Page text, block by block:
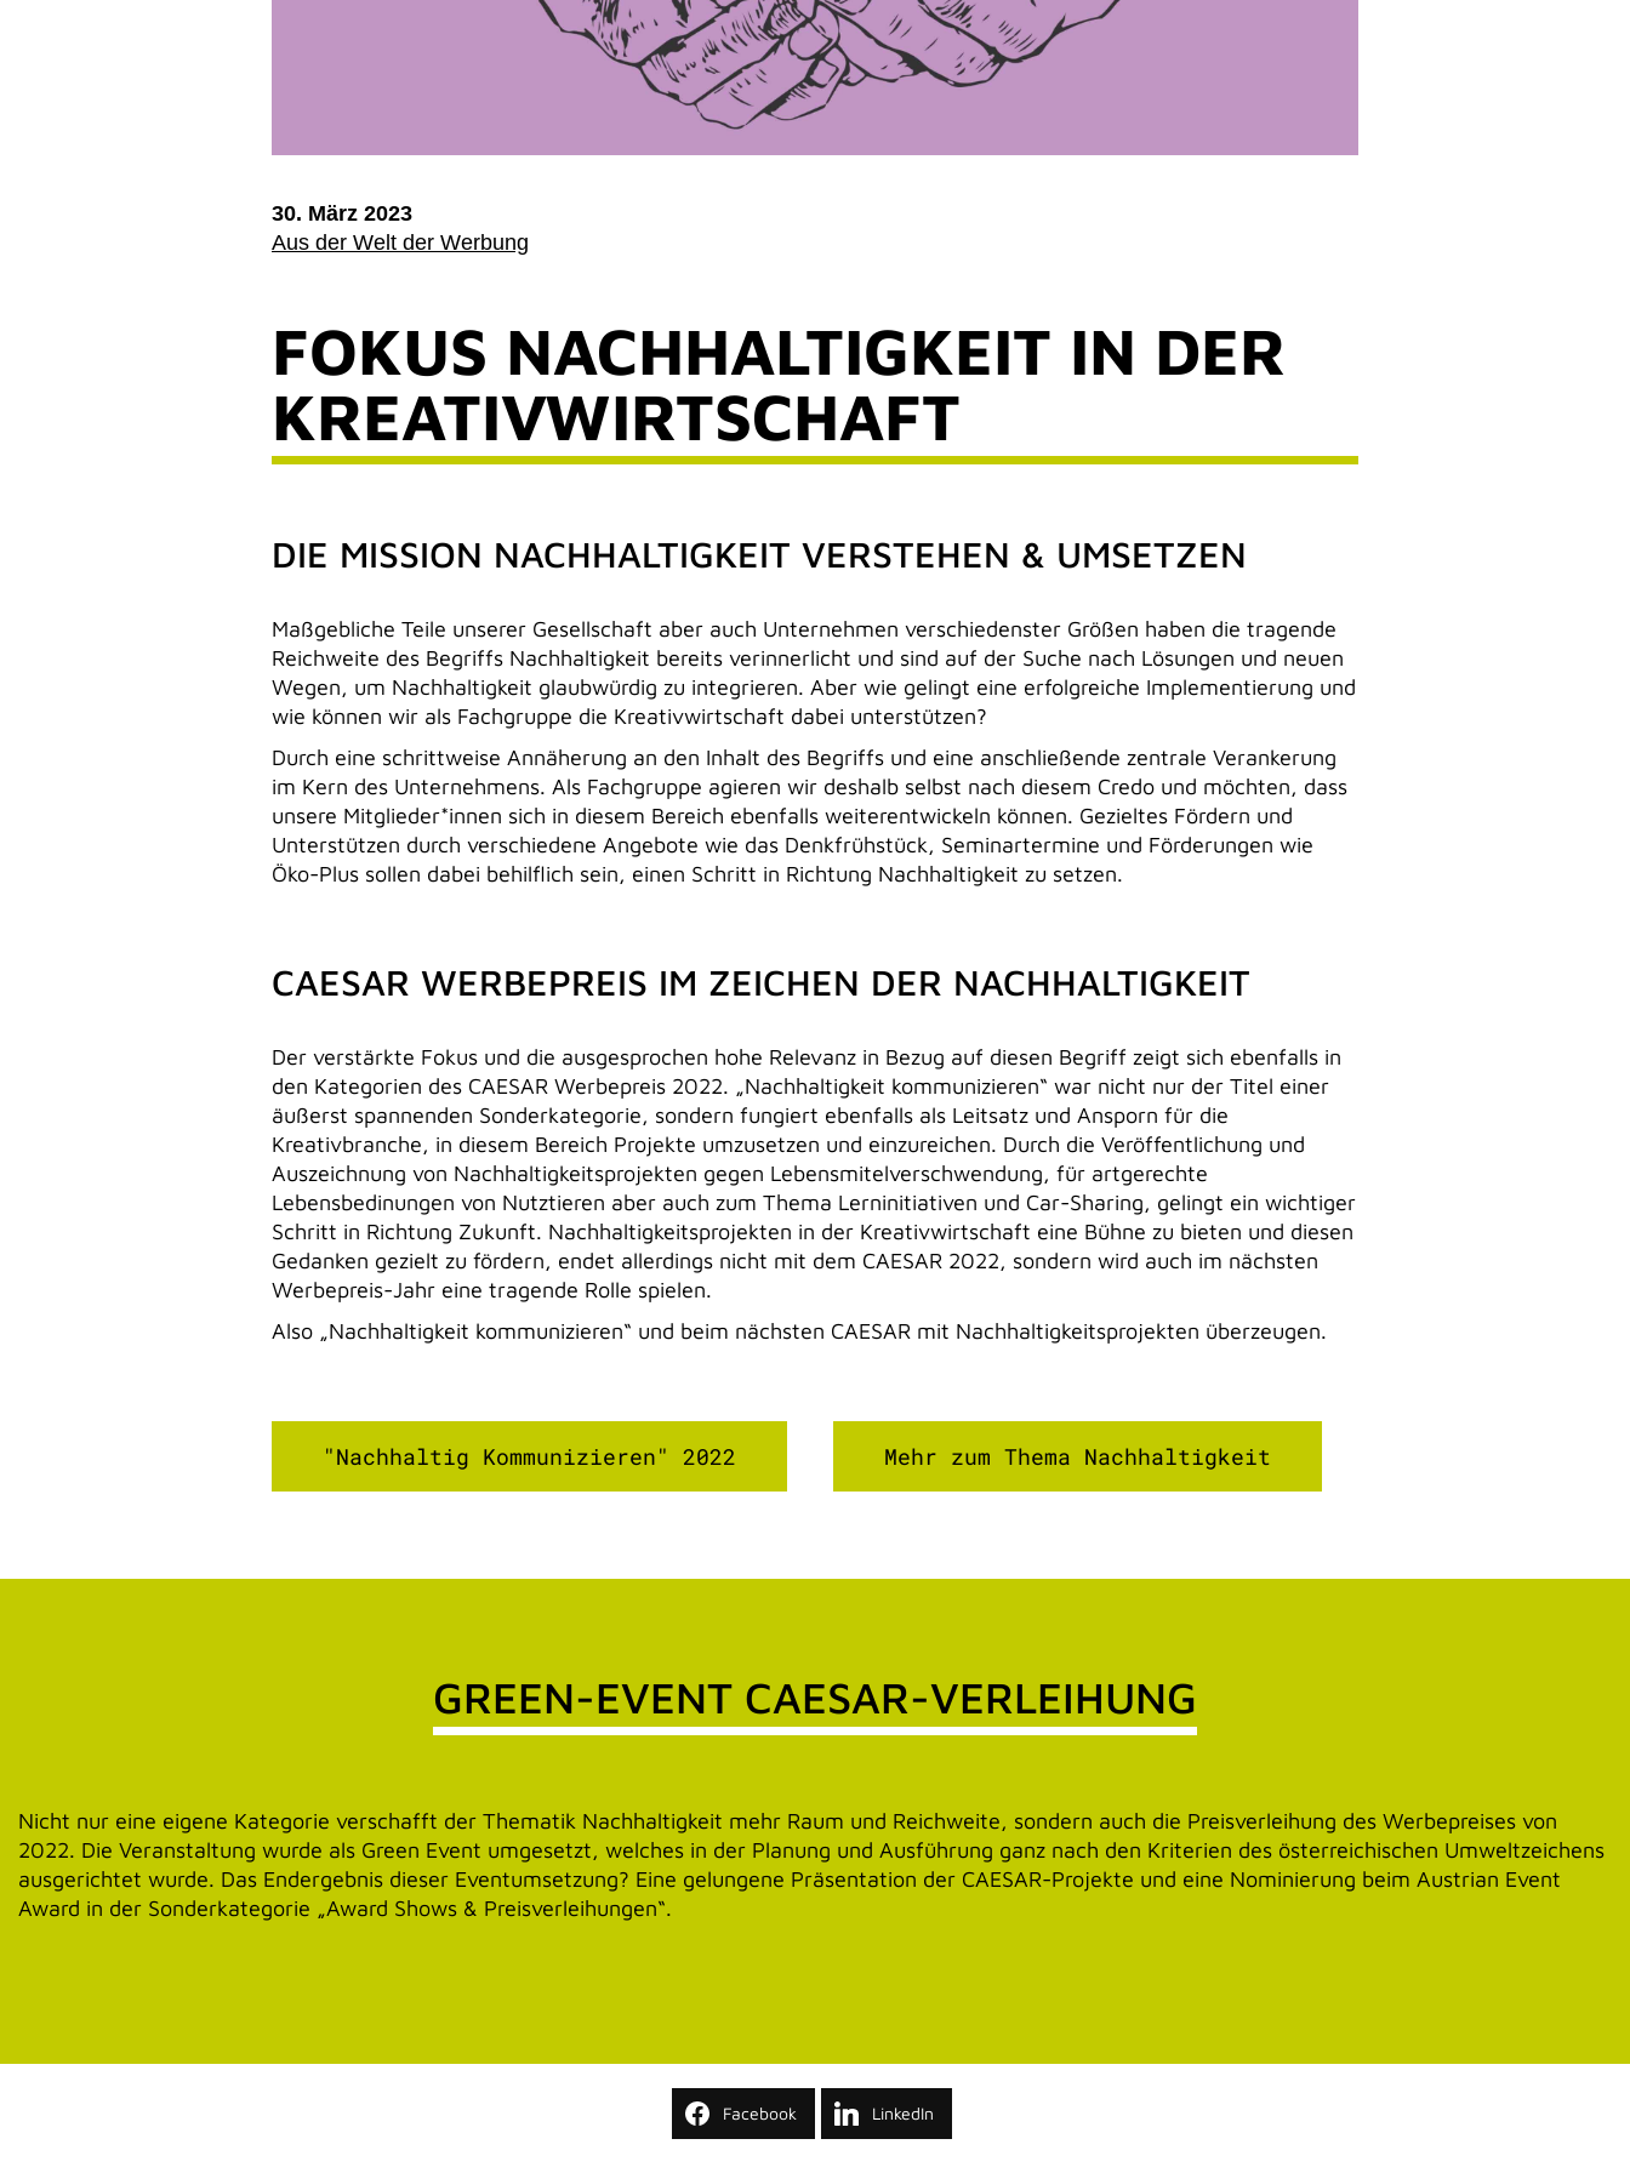
30. März 2023
Aus der Welt der Werbung
FOKUS NACHHALTIGKEIT IN DER
KREATIVWIRTSCHAFT
DIE MISSION NACHHALTIGKEIT VERSTEHEN & UMSETZEN
Maßgebliche Teile unserer Gesellschaft aber auch Unternehmen verschiedenster Größen haben die tragende
Reichweite des Begriffs Nachhaltigkeit bereits verinnerlicht und sind auf der Suche nach Lösungen und neuen
Wegen, um Nachhaltigkeit glaubwürdig zu integrieren. Aber wie gelingt eine erfolgreiche Implementierung und
wie können wir als Fachgruppe die Kreativwirtschaft dabei unterstützen?
Durch eine schrittweise Annäherung an den Inhalt des Begriffs und eine anschließende zentrale Verankerung
im Kern des Unternehmens. Als Fachgruppe agieren wir deshalb selbst nach diesem Credo und möchten, dass
unsere Mitglieder*innen sich in diesem Bereich ebenfalls weiterentwickeln können. Gezieltes Fördern und
Unterstützen durch verschiedene Angebote wie das Denkfrühstück, Seminartermine und Förderungen wie
Öko-Plus sollen dabei behilflich sein, einen Schritt in Richtung Nachhaltigkeit zu setzen.
CAESAR WERBEPREIS IM ZEICHEN DER NACHHALTIGKEIT
Der verstärkte Fokus und die ausgesprochen hohe Relevanz in Bezug auf diesen Begriff zeigt sich ebenfalls in
den Kategorien des CAESAR Werbepreis 2022. „Nachhaltigkeit kommunizieren“ war nicht nur der Titel einer
äußerst spannenden Sonderkategorie, sondern fungiert ebenfalls als Leitsatz und Ansporn für die
Kreativbranche, in diesem Bereich Projekte umzusetzen und einzureichen. Durch die Veröffentlichung und
Auszeichnung von Nachhaltigkeitsprojekten gegen Lebensmitelverschwendung, für artgerechte
Lebensbedinungen von Nutztieren aber auch zum Thema Lerninitiativen und Car-Sharing, gelingt ein wichtiger
Schritt in Richtung Zukunft. Nachhaltigkeitsprojekten in der Kreativwirtschaft eine Bühne zu bieten und diesen
Gedanken gezielt zu fördern, endet allerdings nicht mit dem CAESAR 2022, sondern wird auch im nächsten
Werbepreis-Jahr eine tragende Rolle spielen.
Also „Nachhaltigkeit kommunizieren“ und beim nächsten CAESAR mit Nachhaltigkeitsprojekten überzeugen.
"Nachhaltig Kommunizieren" 2022 Mehr zum Thema Nachhaltigkeit
GREEN-EVENT CAESAR-VERLEIHUNG
Nicht nur eine eigene Kategorie verschafft der Thematik Nachhaltigkeit mehr Raum und Reichweite, sondern auch die Preisverleihung des Werbepreises von
2022. Die Veranstaltung wurde als Green Event umgesetzt, welches in der Planung und Ausführung ganz nach den Kriterien des österreichischen Umweltzeichens
ausgerichtet wurde. Das Endergebnis dieser Eventumsetzung? Eine gelungene Präsentation der CAESAR-Projekte und eine Nominierung beim Austrian Event
Award in der Sonderkategorie „Award Shows & Preisverleihungen“.
Facebook LinkedIn